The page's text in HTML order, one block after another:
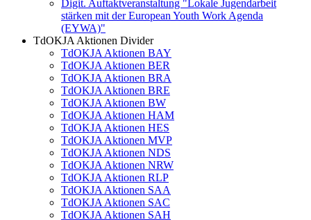
Digit. Auftaktveranstaltung "Lokale Jugendarbeit
stärken mit der European Youth Work Agenda
(EYWA)"
TdOKJA Aktionen Divider
TdOKJA Aktionen BAY
TdOKJA Aktionen BER
TdOKJA Aktionen BRA
TdOKJA Aktionen BRE
TdOKJA Aktionen BW
TdOKJA Aktionen HAM
TdOKJA Aktionen HES
TdOKJA Aktionen MVP
TdOKJA Aktionen NDS
TdOKJA Aktionen NRW
TdOKJA Aktionen RLP
TdOKJA Aktionen SAA
TdOKJA Aktionen SAC
TdOKJA Aktionen SAH